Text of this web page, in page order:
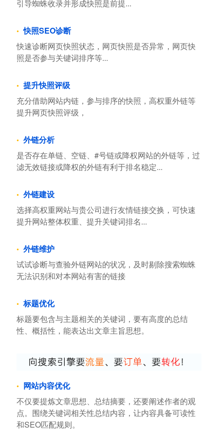
引导蜘蛛收录并形成快照是前提...
快照SEO诊断
快速诊断网页快照状态，网页快照是否异常，网页快
照是否参与关键词排序等...
提升快照评级
充分借助网站内链，参与排序的快照，高权重外链等
提升网页快照评级，
外链分析
是否存在单链、空链、#号链或降权网站的外链等，过
滤无效链接或降权的外链有利于排名稳定...
外链建设
选择高权重网站与贵公司进行友情链接交换，可快速
提升网站整体权重、提升关键词排名...
外链维护
试试诊断与查验外链网站的状况，及时剔除搜索蜘蛛
无法识别和对本网站有害的链接
标题优化
标题要包含与主题相关的关键词，要有高度的总结
性、概括性，能表达出文章主旨思想。
网站内容优化
不仅要提炼文章思想、总结摘要，还要阐述作者的观
点。围绕关键词相关性总结内容，让内容具备可读性
和SEO匹配规则。